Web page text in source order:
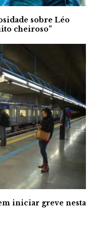
sobre Léo
cheiroso”
iniciar greve nesta